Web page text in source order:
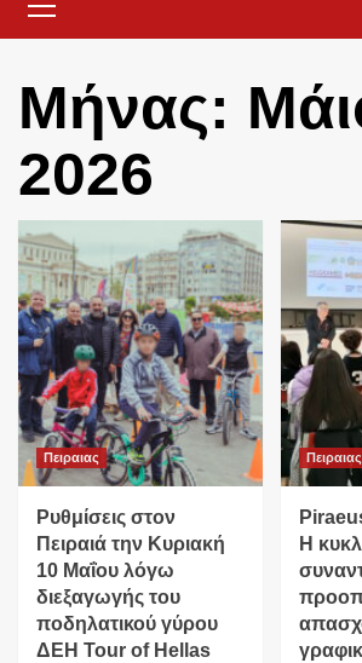
Menu
Μήνας:
2026
Πειραιας
Ρυθμίσεις στον
Πειραιά την Κυριακή
10 Μαΐου λόγω
διεξαγωγής του
ποδηλατικού γύρου
ΔΕΗ Tour of Hellas
Πειραιας
H